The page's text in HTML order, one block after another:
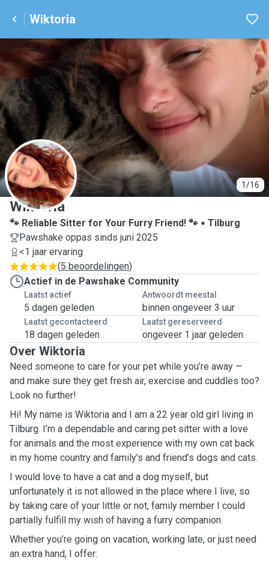
Wiktoria
1/16
W
Wiktoria
🐾 Reliable Sitter for Your Furry Friend! 🐾
Tilburg
Pawshake oppas sinds juni 2025
<1 jaar ervaring
(5 beoordelingen)
Actief in de Pawshake Community
Laatst actief
5 dagen geleden
Antwoordt meestal
binnen ongeveer 3 uur
Laatst gecontacteerd
18 dagen geleden
Laatst gereserveerd
ongeveer 1 jaar geleden
Over Wiktoria
Need someone to care for your pet while you’re away —
and make sure they get fresh air, exercise and cuddles too?
Look no further!
Hi! My name is Wiktoria and I am a 22 year old girl living in
Tilburg. I’m a dependable and caring pet sitter with a love
for animals and the most experience with my own cat back
in my home country and family’s and friend’s dogs and cats.
I would love to have a cat and a dog myself, but
unfortunately it is not allowed in the place where I live, so
by taking care of your little or not, family member I could
partially fulfill my wish of having a furry companion.
Whether you’re going on vacation, working late, or just need
an extra hand, I offer: